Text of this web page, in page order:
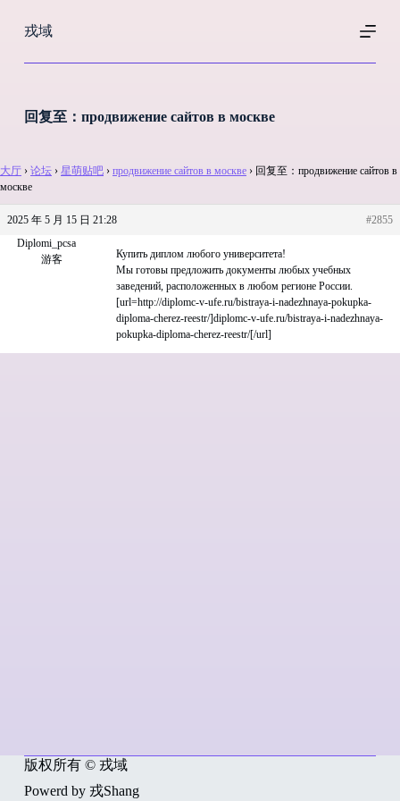
过
戎域
回复至：продвижение сайтов в москве
大厅 › 论坛 › 星萌贴吧 › продвижение сайтов в москве › 回复至：продвижение сайтов в
москве
2025 年 5 月 15 日 21:28
#2855
Diplomi_pcsa
游客
Купить диплом любого университета!
Мы готовы предложить документы любых учебных
заведений, расположенных в любом регионе России.
[url=http://diplomc-v-ufe.ru/bistraya-i-nadezhnaya-pokupka-
diploma-cherez-reestr/]diplomc-v-ufe.ru/bistraya-i-nadezhnaya-
pokupka-diploma-cherez-reestr/[/url]
版权所有 © 戎域
Powerd by 戎Shang